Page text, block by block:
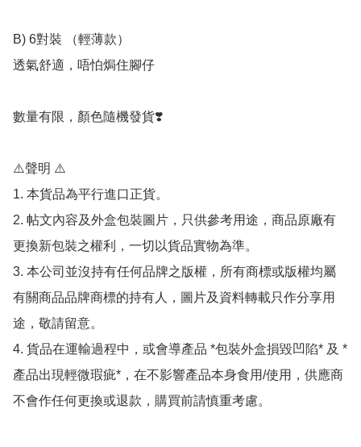
B) 6對裝 （輕薄款）
透氣舒適，唔怕焗住腳仔
數量有限，顏色隨機發貨❣️
⚠️聲明 ⚠️
1. 本貨品為平行進口正貨。
2. 帖文內容及外盒包裝圖片，只供參考用途，商品原廠有
更換新包裝之權利，一切以貨品實物為準。
3. 本公司並沒持有任何品牌之版權，所有商標或版權均屬
有關商品品牌商標的持有人，圖片及資料轉載只作分享用
途，敬請留意。
4. 貨品在運輸過程中，或會導產品 *包裝外盒損毀凹陷* 及 *
產品出現輕微瑕疵*，在不影響產品本身食用/使用，供應商
不會作任何更換或退款，購買前請慎重考慮。